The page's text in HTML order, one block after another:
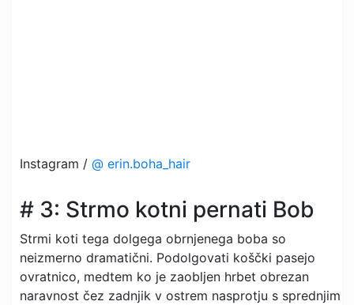
Instagram / @ erin.boha_hair
# 3: Strmo kotni pernati Bob
Strmi koti tega dolgega obrnjenega boba so
neizmerno dramatični. Podolgovati koščki pasejo
ovratnico, medtem ko je zaobljen hrbet obrezan
naravnost čez zadnjik v ostrem nasprotju s sprednjim